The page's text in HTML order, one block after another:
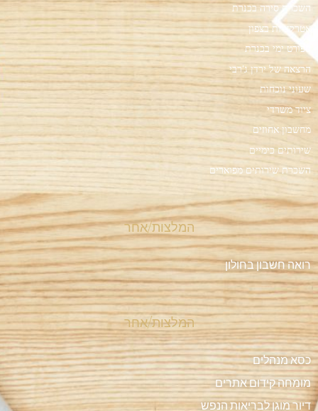
השכרת סירה בכנרת
אטרקציות בצפון
ספורט ימי בכנרת
הרצאה של ירדן ג'רבי
שעוני נוכחות
ציוד משרדי
מחשבון אחוזים
שירותים כימיים
השכרת שירותים מפוארים
המלצות/אחר
רואה חשבון בחולון
המלצות/אחר
כסא מנהלים
מומחה קידום אתרים
דיור מוגן לבריאות הנפש